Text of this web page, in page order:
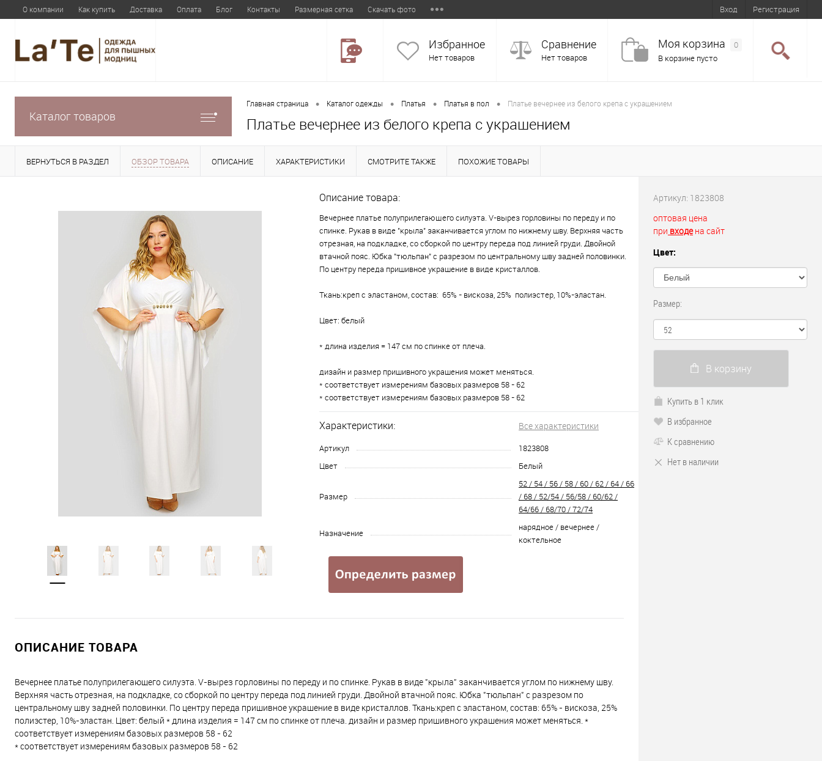
О компании Как купить Доставка Оплата Блог Контакты Размерная сетка Скачать фото Вход Регистрация
Избранное
Нет товаров
Сравнение
Нет товаров
Моя корзина
0
В корзине пусто
Каталог товаров
Главная страница • Каталог одежды • Платья • Платья в пол • Платье вечернее из белого крепа с украшением
Платье вечернее из белого крепа с украшением
ВЕРНУТЬСЯ В РАЗДЕЛ ОБЗОР ТОВАРА ОПИСАНИЕ ХАРАКТЕРИСТИКИ СМОТРИТЕ ТАКЖЕ ПОХОЖИЕ ТОВАРЫ
Описание товара:
Вечернее платье полуприлегающего силуэта. V-вырез горловины по переду и по
спинке. Рукав в виде "крыла" заканчивается углом по нижнему шву. Верхняя часть
отрезная, на подкладке, со сборкой по центру переда под линией груди. Двойной
втачной пояс. Юбка "тюльпан" с разрезом по центральному шву задней половинки.
По центру переда пришивное украшение в виде кристаллов.
Ткань:креп с эластаном, состав: 65% - вискоза, 25% полиэстер, 10%-эластан.
Цвет: белый
* длина изделия = 147 см по спинке от плеча.
дизайн и размер пришивного украшения может меняться.
* соответствует измерениям базовых размеров 58 - 62
* соответствует измерениям базовых размеров 58 - 62
Характеристики: Все характеристики
Артикул
1823808
Цвет
Белый
Размер
52 / 54 / 56 / 58 / 60 / 62 / 64 / 66
/ 68 / 52/54 / 56/58 / 60/62 /
64/66 / 68/70 / 72/74
Назначение
нарядное / вечернее /
коктельное
ОПИСАНИЕ ТОВАРА
Вечернее платье полуприлегающего силуэта. V-вырез горловины по переду и по спинке. Рукав в виде "крыла" заканчивается углом по нижнему шву.
Верхняя часть отрезная, на подкладке, со сборкой по центру переда под линией груди. Двойной втачной пояс. Юбка "тюльпан" с разрезом по
центральному шву задней половинки. По центру переда пришивное украшение в виде кристаллов. Ткань:креп с эластаном, состав: 65% - вискоза, 25%
полиэстер, 10%-эластан. Цвет: белый * длина изделия = 147 см по спинке от плеча. дизайн и размер пришивного украшения может меняться. *
соответствует измерениям базовых размеров 58 - 62
* соответствует измерениям базовых размеров 58 - 62
Артикул: 1823808
оптовая цена
при входена сайт
Цвет:
Размер:
В корзину
Купить в 1 клик
В избранное
К сравнению
Нет в наличии